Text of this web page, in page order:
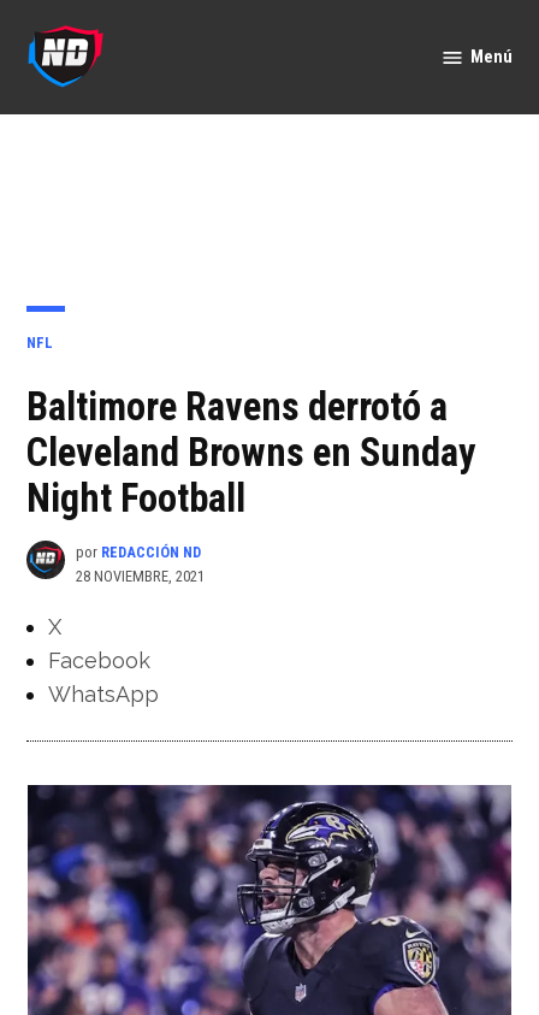
contenido
Menú
PUBLICADO
NFL
Baltimore Ravens derrotó a
Cleveland Browns en Sunday
Night Football
por REDACCIÓN ND
28 NOVIEMBRE, 2021
X
Facebook
WhatsApp